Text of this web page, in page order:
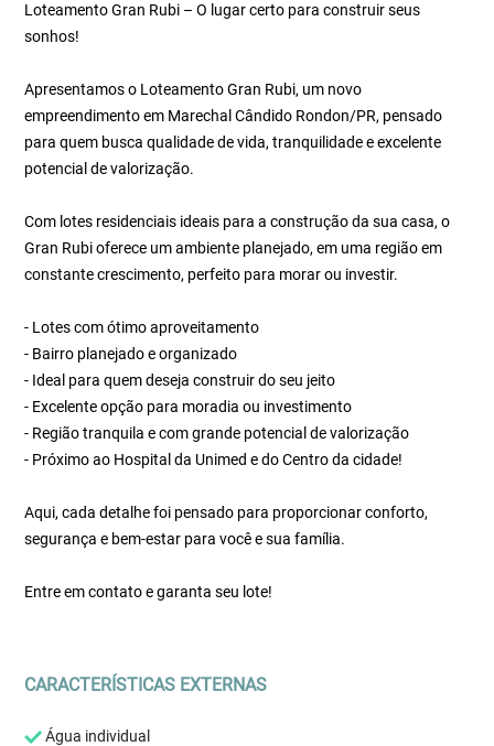
Loteamento Gran Rubi – O lugar certo para construir seus
sonhos!
Apresentamos o Loteamento Gran Rubi, um novo
empreendimento em Marechal Cândido Rondon/PR, pensado
para quem busca qualidade de vida, tranquilidade e excelente
potencial de valorização.
Com lotes residenciais ideais para a construção da sua casa, o
Gran Rubi oferece um ambiente planejado, em uma região em
constante crescimento, perfeito para morar ou investir.
- Lotes com ótimo aproveitamento
- Bairro planejado e organizado
- Ideal para quem deseja construir do seu jeito
- Excelente opção para moradia ou investimento
- Região tranquila e com grande potencial de valorização
- Próximo ao Hospital da Unimed e do Centro da cidade!
Aqui, cada detalhe foi pensado para proporcionar conforto,
segurança e bem-estar para você e sua família.
Entre em contato e garanta seu lote!
CARACTERÍSTICAS EXTERNAS
Água individual